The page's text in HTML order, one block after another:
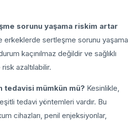
sorunu yaşama riskim artar
erkeklerde sertleşme sorunu yaşama
kaçınılmaz değildir ve sağlıklı
azaltılabilir.
tedavisi mümkün mü? Kesinlikle,
tedavi yöntemleri vardır. Bu
cihazları, penil enjeksiyonlar,